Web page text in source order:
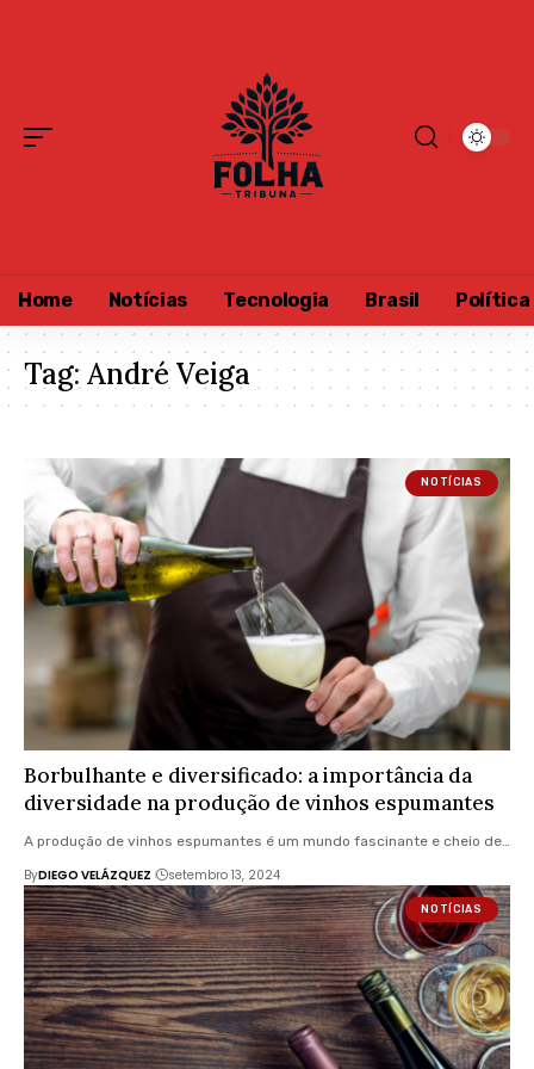
Home Notícias Tecnologia Brasil Política
Tag:André Veiga
NOTÍCIAS
Borbulhante e diversificado: a importância da
diversidade na produção de vinhos espumantes
A produção de vinhos espumantes é um mundo fascinante e cheio de…
ByDIEGO VELÁZQUEZ setembro 13, 2024
NOTÍCIAS